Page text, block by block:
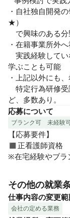
・自社独自開発
★）
で興味のある分
・在籍事業所外
実践経験してい
学ぶことも可能
・上記以外にも
特定行為研修受
ど、多数あり。
応募について
ブランク可 未経験
【応募要件】
◼︎正看護師資格
※在宅経験やブラ
その他の就業
仕事内容の変更範
会社の定める業務